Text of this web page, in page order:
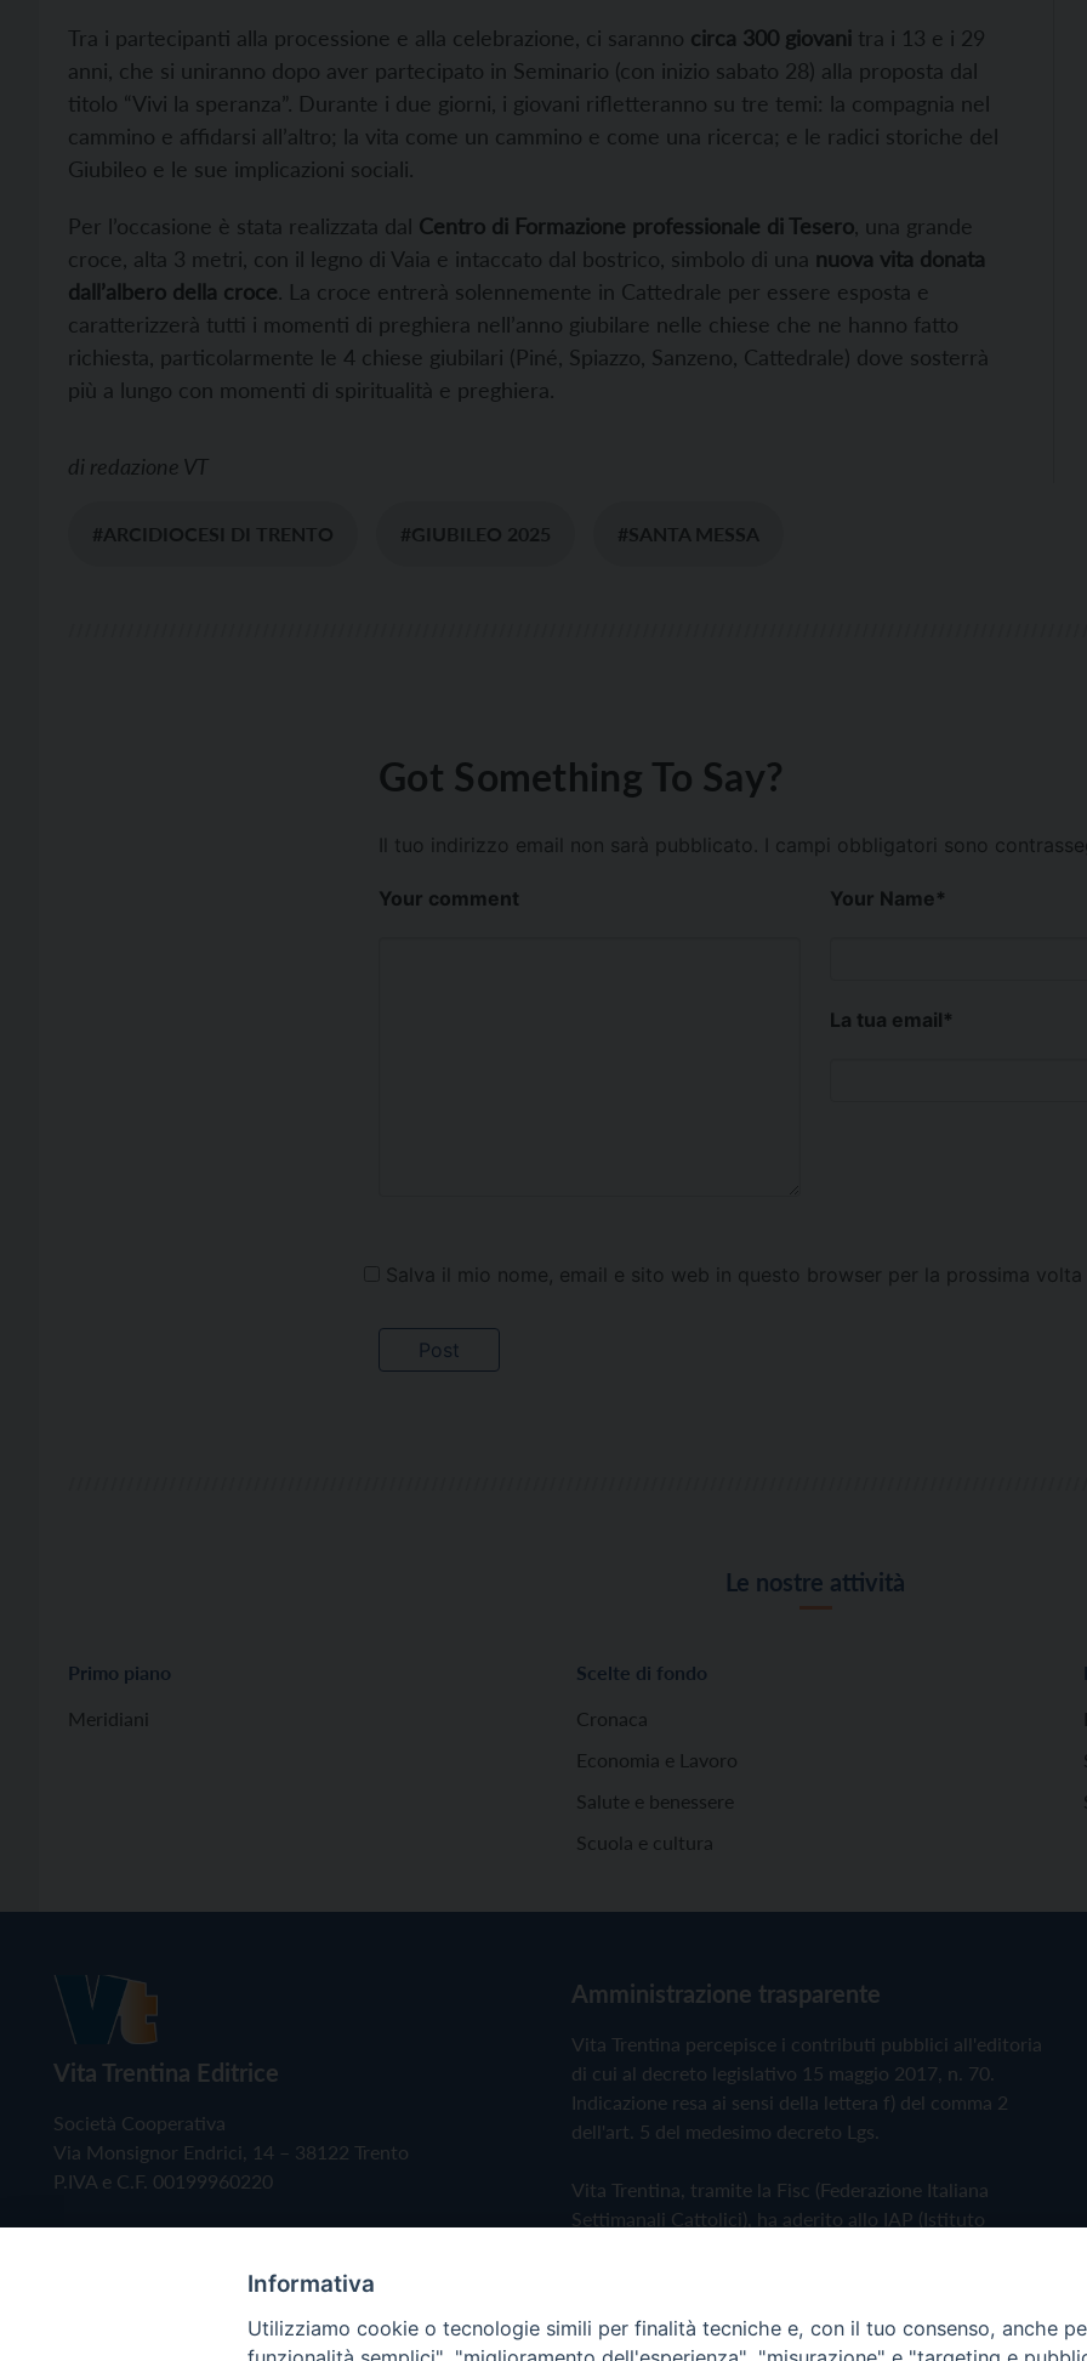
Tra i partecipanti alla processione e alla celebrazione, ci saranno circa 300 giovani tra i 13 e i 29
anni, che si uniranno dopo aver partecipato in Seminario (con inizio sabato 28) alla proposta dal
titolo “Vivi la speranza”. Durante i due giorni, i giovani rifletteranno su tre temi: la compagnia nel
cammino e affidarsi all’altro; la vita come un cammino e come una ricerca; e le radici storiche del
Giubileo e le sue implicazioni sociali.
Per l’occasione è stata realizzata dal Centro di Formazione professionale di Tesero , una grande
croce, alta 3 metri, con il legno di Vaia e intaccato dal bostrico, simbolo di una nuova vita donata
dall’albero della croce. La croce entrerà solennemente in Cattedrale per essere esposta e
caratterizzerà tutti i momenti di preghiera nell’anno giubilare nelle chiese che ne hanno fatto
richiesta, particolarmente le 4 chiese giubilari (Piné, Spiazzo, Sanzeno, Cattedrale) dove sosterrà
più a lungo con momenti di spiritualità e preghiera.
di redazione VT
#ARCIDIOCESI DI TRENTO #GIUBILEO 2025 #SANTA MESSA
Got Something To Say?
Il tuo indirizzo email non sarà pubblicato. I campi obbligatori sono
Your comment Your Name*
La tua email*
Salva il mio nome, email e sito web in questo browser per la prossima
Le nostre attività
Primo piano
Meridiani
Scelte di fondo
Cronaca
Economia e Lavoro
Salute e benessere
Scuola e cultura
Vita Trentina Editrice
Società Cooperativa
Via Monsignor Endrici, 14 – 38122 Trento
P.IVA e C.F. 00199960220
Amministrazione trasparente
Vita Trentina percepisce i contributi pubblici all'editoria
di cui al decreto legislativo 15 maggio 2017, n. 70.
Indicazione resa ai sensi della lettera f) del comma 2
dell'art. 5 del medesimo decreto Lgs.
Vita Trentina, tramite la Fisc (Federazione Italiana
Settimanali Cattolici), ha aderito allo IAP (Istituto
Privacy Policy Cookie Policy
Informativa
Utilizziamo cookie o tecnologie simili per finalità tecniche e, con il tuo consenso, anche